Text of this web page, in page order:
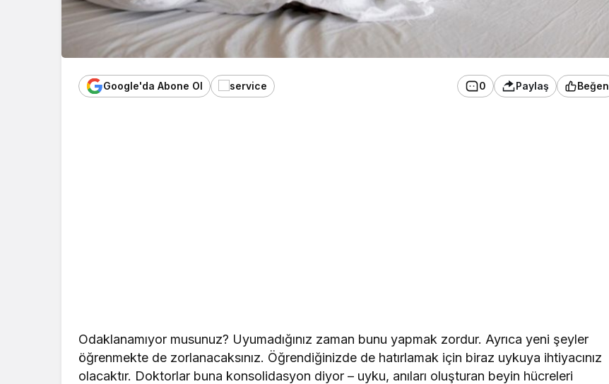
Google'da Abone Ol 0 Paylaş Beğen
Odaklanamıyor musunuz? Uyumadığınız zaman bunu yapmak zordur. Ayrıca yeni şeyler
öğrenmekte de zorlanacaksınız. Öğrendiğinizde de hatırlamak için biraz uykuya ihtiyacınız
olacaktır. Doktorlar buna konsolidasyon diyor – uyku, anıları oluşturan beyin hücreleri